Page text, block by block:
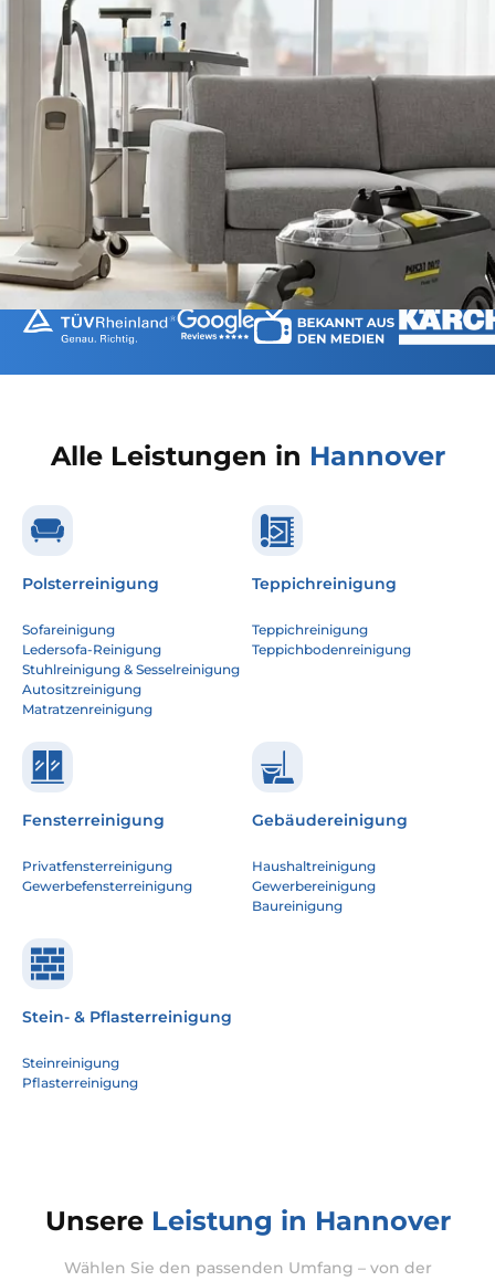
Alle Leistungen in Hannover
Polsterreinigung
Sofareinigung
Ledersofa-Reinigung
Stuhlreinigung & Sesselreinigung
Autositzreinigung
Matratzenreinigung
Teppichreinigung
Teppichreinigung
Teppichbodenreinigung
Fensterreinigung
Privatfensterreinigung
Gewerbefensterreinigung
Gebäudereinigung
Haushaltreinigung
Gewerbereinigung
Baureinigung
Stein- & Pflasterreinigung
Steinreinigung
Pflasterreinigung
Unsere Leistung in Hannover
Wählen Sie den passenden Umfang – von der